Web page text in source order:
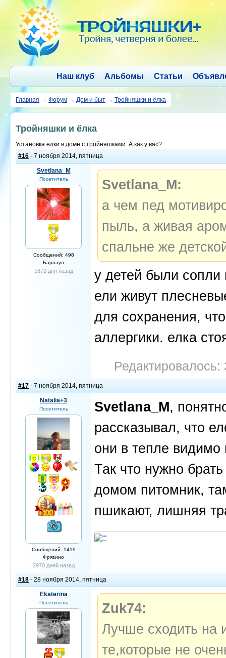
Наш клуб Альбомы Статьи
Главная → Форум → Дом и быт → Тройняшки и ёлка
Тройняшки и ёлка
Установка елки в доме с тройняшками. А как у вас?
#16 - 7 ноября 2014, пятница
Svetlana_M
Посетитель
Сообщений: 498
Барнаул
1872 дня назад
Svetlana_M:
а чем пед
пыль, а живая
спальне же
у детей были сопли
ели живут
для сохранения,
аллергики. елка
#17 - 7 ноября 2014, пятница
Natalia+3
Посетитель
Сообщений: 1419
Фрязино
2970 дней назад
Svetlana_M,
рассказывал, что
они в тепле видимо
Так что нужно
домом питомник,
пшикают, лишняя
#18 - 28 ноября 2014, пятница
_Ekaterina_
Посетитель
Zuk74:
Лучше сходить на
те,которые не